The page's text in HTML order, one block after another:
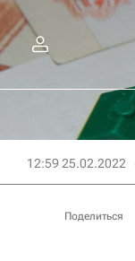
12:59 25.02.2022
Поделиться